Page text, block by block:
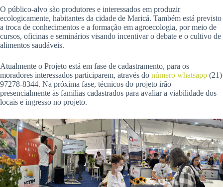
O público-alvo são produtores e interessados em produzir
ecologicamente, habitantes da cidade de Maricá. Também está previsto
a troca de conhecimentos e a formação em agroecologia, por meio de
cursos, oficinas e seminários visando incentivar o debate e o cultivo de
alimentos saudáveis.
Atualmente o Projeto está em fase de cadastramento, para os
moradores interessados participarem, através do número whatsapp (21)
97278-8344. Na próxima fase, técnicos do projeto irão
presencialmente às famílias cadastrados para avaliar a viabilidade dos
locais e ingresso no projeto.